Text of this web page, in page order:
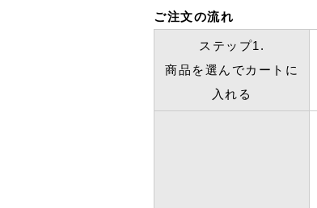
ご注文の流れ
ステップ1.
商品を選んでカートに
入れる